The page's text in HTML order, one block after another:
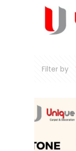
Filter by